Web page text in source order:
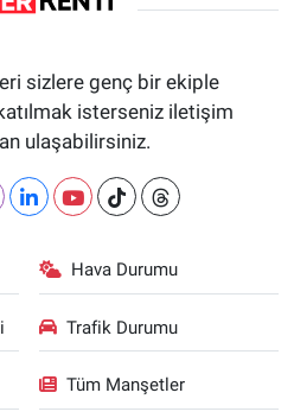
sizlere genç bir ekiple
isterseniz iletişim
ulaşabilirsiniz.
Hava Durumu
Trafik Durumu
Tüm Manşetler